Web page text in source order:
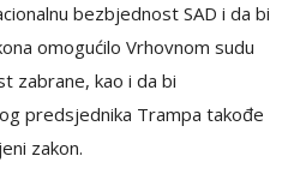
bezbjednost SAD i da bi
omogućilo Vrhovnom sudu
zabrane, kao i da bi
predsjednika Trampa takođe
zakon.